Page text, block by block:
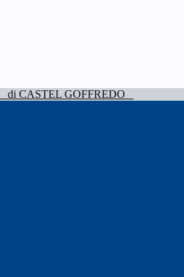
di CASTEL GOFFREDO